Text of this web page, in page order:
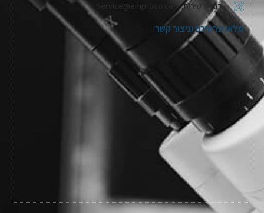
דוא"ל שירות: Service@emproco.com
מלאו פרטיכם וניצור קשר: